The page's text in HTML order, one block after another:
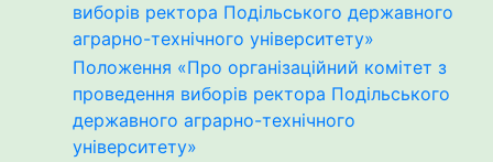
виборiв ректора Подільського державного
аграрно-технічного університету»
Положення «Про організаційний комітет з
проведення виборів ректора Подільського
державного аграрно-технічного
університету»